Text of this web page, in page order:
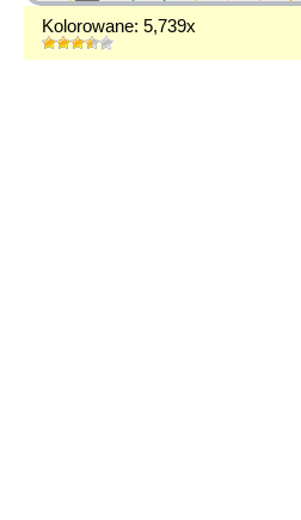
Kolorowane: 5,739x